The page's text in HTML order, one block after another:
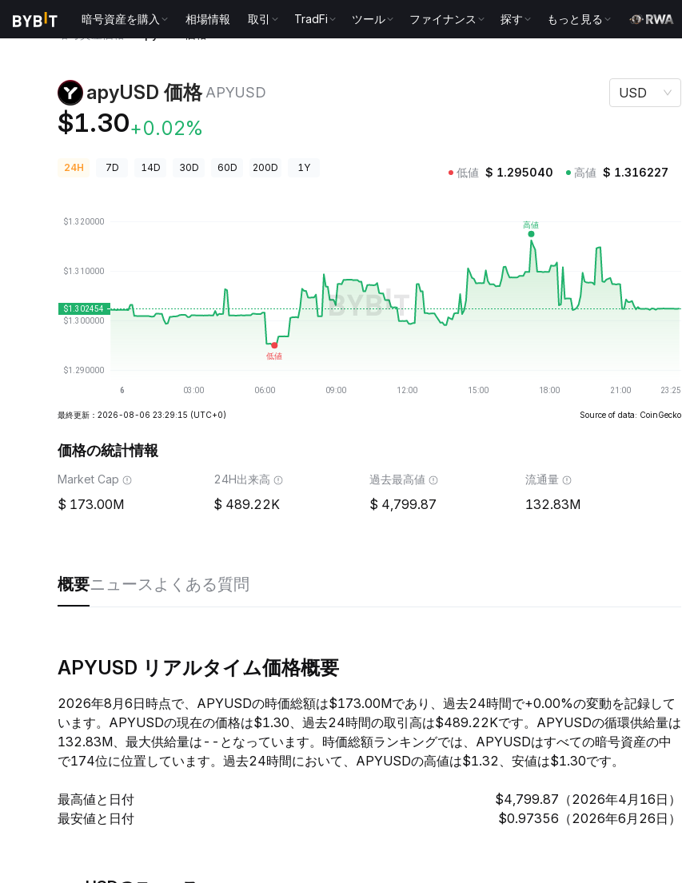
暗号資産を購入 相場情報 取引 TradFi ツール ファイナンス 探す もっと見る
apyUSD 価格 APYUSD
$1.30+0.02%
USD
24H 7D 14D 30D 60D 200D 1Y 低値 $ 1.295040 高値 $ 1.316227
最終更新：2026-08-06 23:29:15 (UTC+0) Source of data: CoinGecko
価格の統計情報
Market Cap
173.00M
24H出来高
489.22K
過去最高値
4,799.87
流通量
132.83M
概要ニュースよくある質問
APYUSD リアルタイム価格概要
2026年8月6日時点で、APYUSDの時価総額は$173.00Mであり、過去24時間で+0.00%の変動を記録して
います。APYUSDの現在の価格は$1.30、過去24時間の取引高は$489.22Kです。APYUSDの循環供給量は
132.83M、最大供給量は--となっています。時価総額ランキングでは、APYUSDはすべての暗号資産の中
で174位に位置しています。過去24時間において、APYUSDの高値は$1.32、安値は$1.30です。
最高値と日付
$4,799.87（2026年4月16日）
最安値と日付
$0.97356（2026年6月26日）